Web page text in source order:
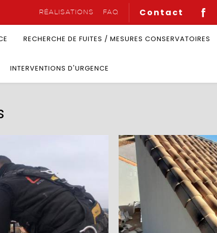
RÉALISATIONS FAQ Contact
RECHERCHE DE FUITES / MESURES CONSERVATOIRES
INTERVENTIONS D'URGENCE